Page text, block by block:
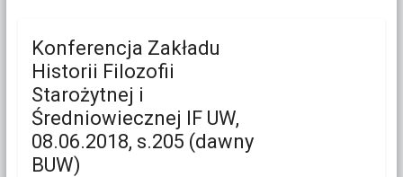
Konferencja Zakładu
Historii Filozofii
Starożytnej i
Średniowiecznej IF UW,
08.06.2018, s.205 (dawny
BUW)